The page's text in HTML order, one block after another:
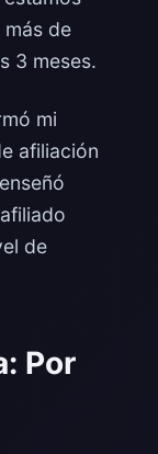
de
3 meses.
mi
afiliación
de
Por